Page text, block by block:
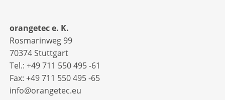
orangetec e. K.
Rosmarinweg 99
70374 Stuttgart
Tel.: +49 711 550 495 -61‬
Fax: +49 711 550 495 -65‬
info@orangetec.eu